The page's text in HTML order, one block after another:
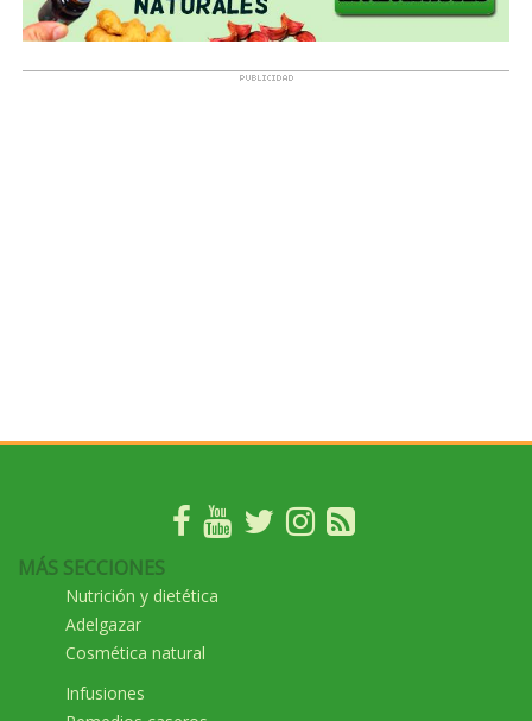
MÁS SECCIONES
Nutrición y dietética
Adelgazar
Cosmética natural
Infusiones